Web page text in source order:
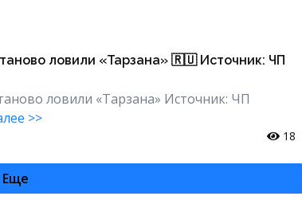
ловили «Тарзана» 🇷🇺 Источник: ЧП
ловили «Тарзана» Источник: ЧП
>>
18
Еще